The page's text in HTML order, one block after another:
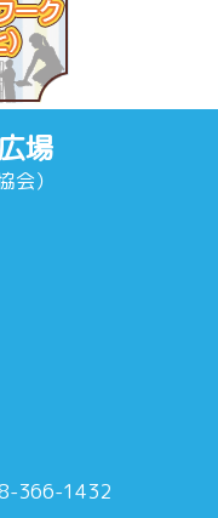
場
会）
366-1432